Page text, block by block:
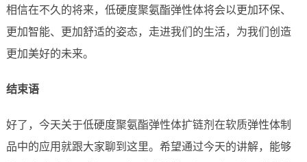
相信在不久的将来，低硬度聚氨酯弹性体将会以更加环保、
更加智能、更加舒适的姿态，走进我们的生活，为我们创造
更加美好的未来。
结束语
好了，今天关于低硬度聚氨酯弹性体扩链剂在软质弹性体制
品中的应用就跟大家聊到这里。希望通过今天的讲解，能够